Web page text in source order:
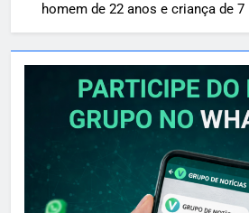
homem de 22 anos e criança de 7